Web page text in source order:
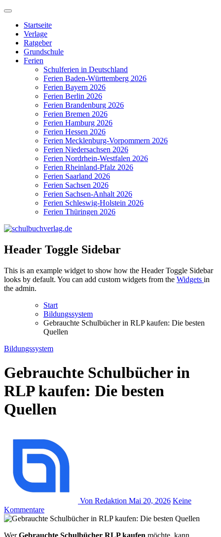
Zum
springenStartseite
Verlage
Ratgeber
Grundschule
Ferien
Schulferien in Deutschland
Ferien Baden-Württemberg 2026
Ferien Bayern 2026
Ferien Berlin 2026
Ferien Brandenburg 2026
Ferien Bremen 2026
Ferien Hamburg 2026
Ferien Hessen 2026
Ferien Mecklenburg-Vorpommern 2026
Ferien Niedersachsen 2026
Ferien Nordrhein-Westfalen 2026
Ferien Rheinland-Pfalz 2026
Ferien Saarland 2026
Ferien Sachsen 2026
Ferien Sachsen-Anhalt 2026
Ferien Schleswig-Holstein 2026
Ferien Thüringen 2026
schulbuchverlag.de
Header Toggle Sidebar
This is an example widget to show how the Header Toggle Sidebar
looks by default. You can add custom widgets from the Widgets in
the admin.
Start
Bildungssystem
Gebrauchte Schulbücher in RLP kaufen: Die besten
Quellen
Bildungssystem
Gebrauchte Schulbücher in
RLP kaufen: Die besten
Quellen
Von Redaktion Mai 20, 2026 Keine
Kommentare
WerGebrauchte Schulbücher RLP kaufen möchte, kann